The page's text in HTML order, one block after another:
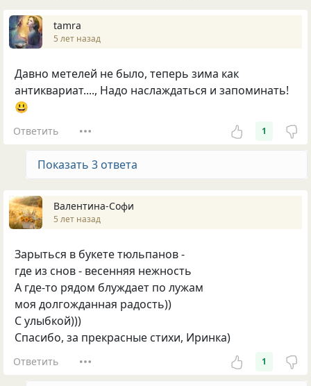
tamra
5 лет назад
Давно метелей не было, теперь зима как
антиквариат...., Надо наслаждаться и запоминать!
😃
Ответить 1
Показать 3 ответа
Валентина-Софи
5 лет назад
Зарыться в букете тюльпанов -
где из снов - весенняя нежность
А где-то рядом блуждает по лужам
моя долгожданная радость))
С улыбкой)))
Спасибо, за прекрасные стихи, Иринка)
Ответить 1